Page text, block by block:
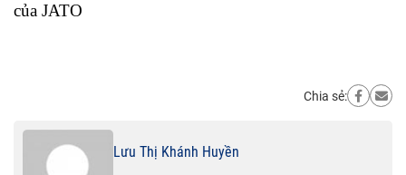
của JATO
Chia sẻ:
Lưu Thị Khánh Huyền